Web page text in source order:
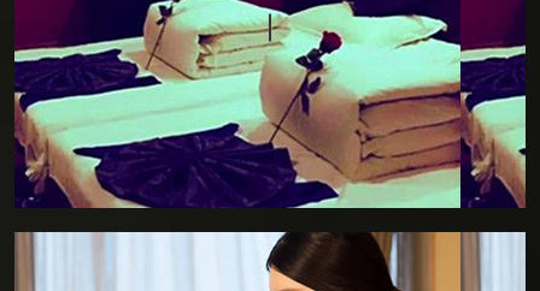
贵宾室，让阁下尽可享受独立的私人空间，暂且挥别急
促的都市节奏。以畅快的感官之旅，来唤醒您的每一寸
肌肤，感受全身心的放松。